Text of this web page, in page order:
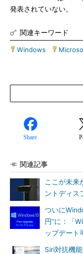
発表されていない。
関連キーワード
Windows
Share
関連記事
ここが未来
ントディス
ついに
円”に：「
ップデー
Siri対抗機